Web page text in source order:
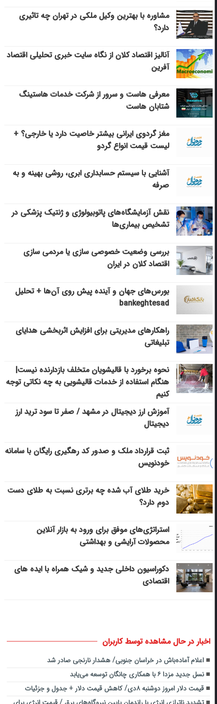
مشاوره با بهترین وکیل ملکی در تهران چه تاثیری
دارد؟
آنالیز اقتصاد کلان از نگاه سایت خبری تحلیلی اقتصاد
آفرین
معرفی هاست و سرور از شرکت خدمات هاستینگ
شتابان هاست
مغز گردوی ایرانی بیشتر خاصیت دارد یا خارجی؟ +
لیست قیمت انواع گردو
آشنایی با سیستم حسابداری ابری، روشی بهینه و به
صرفه
نقش آزمایشگاه‌های پاتوبیولوژی و ژنتیک پزشکی در
تشخیص بیماری‌ها
بررسی وضعیت خصوصی سازی یا مردمی سازی
اقتصاد کلان در ایران
بورس‌های جهان و آینده پیش روی آن‌ها + تحلیل
bankeghtesad
راهکارهای مدیریتی برای افزایش اثربخشی هدایای
تبلیغاتی
نحوه برخورد با قالیشویان متخلف بازدارنده نیست|
هنگام استفاده از خدمات قالیشویی به چه نکاتی توجه
کنیم
آموزش ارز دیجیتال در مشهد / صفر تا سود ترید ارز
دیجیتال
ثبت قرارداد ملک و صدور کد رهگیری رایگان با سامانه
خودنویس
خرید طلای آب شده چه برتری نسبت به طلای دست
دوم دارد؟
استراتژی‌های موفق برای ورود به بازار آنلاین
محصولات آرایشی و بهداشتی
دکوراسیون داخلی جدید و شیک همراه با ایده های
اقتصادی
اخبار در حال مشاهده توسط کاربران
اعلام آماده‌باش در خراسان جنوبی/ هشدار نارنجی صادر شد
نسل جدید مزدا ۶ با همکاری چانگان توسعه می‌یابد
قیمت دلار امروز دوشنبه ۸دی/ کاهش قیمت دلار + جدول و جزئیات